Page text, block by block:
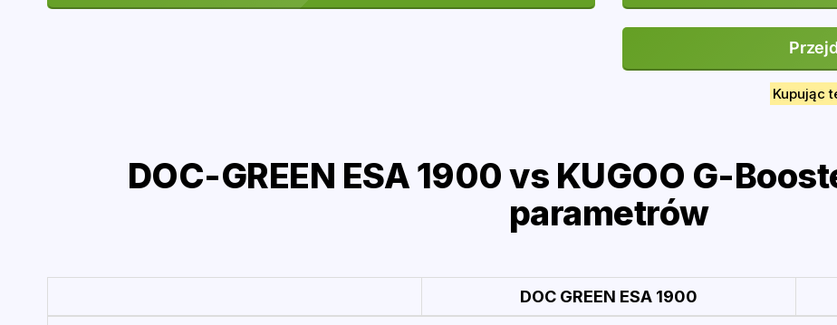
Kupując
DOC-GREEN ESA 1900 vs KUGOO G-
parametrów
DOC GREEN ESA 1900